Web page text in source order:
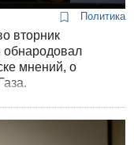
Политика
вторник
обнародовал
мнений, о